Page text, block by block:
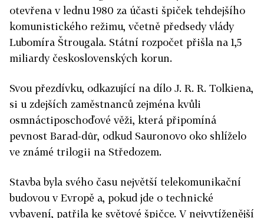
otevřena v lednu 1980 za účasti špiček tehdejšího
komunistického režimu, včetně předsedy vlády
Lubomíra Štrougala. Státní rozpočet přišla na 1,5
miliardy československých korun.
Svou přezdívku, odkazující na dílo J. R. R. Tolkiena,
si u zdejších zaměstnanců zejména kvůli
osmnáctiposchoďové věži, která připomíná
pevnost Barad-dûr, odkud Sauronovo oko shlíželo
ve známé trilogii na Středozem.
Stavba byla svého času největší telekomunikační
budovou v Evropě a, pokud jde o technické
vybavení, patřila ke světové špičce. V nejvytíženější